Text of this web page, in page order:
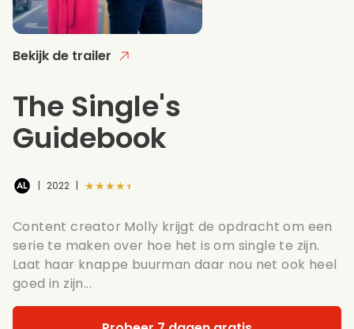
Bekijk de trailer
The Single's
Guidebook
| 2022 | ★★★★★
Content creator Molly krijgt de opdracht om een
serie te maken over hoe het is om single te zijn.
Laat haar knappe buurman daar nou net ook heel
goed in zijn...